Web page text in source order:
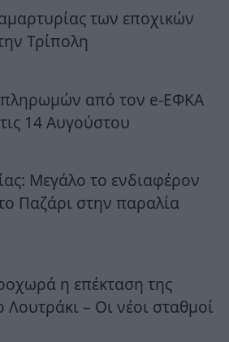
των εποχικών
Τρίπολη
από τον e-ΕΦΚΑ
14 Αυγούστου
Μεγάλο το ενδιαφέρον
Παζάρι στην παραλία
η επέκταση της
– Οι νέοι σταθμοί